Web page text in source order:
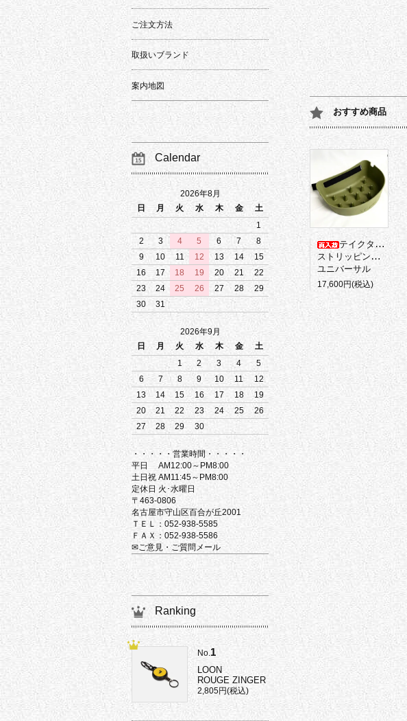
おすすめ商品
テイクタックル
ストリッピングバスケット
ユニバーサル
17,600円(税込)
ご注文方法
取扱いブランド
案内地図
Calendar
2026年8月
日
月 火 水 木 金
土
1
2
3 4 5 6 7
8
9
10 11 12 13 14
15
16
17 18 19 20 21
22
23
24 25 26 27 28
29
30
31
2026年9月
日
月 火 水 木 金
土
1
2 3 4
5
6
7 8 9 10 11
12
13
14 15 16 17 18
19
20
21 22 23 24 25
26
27
28 29 30
・・・・・営業時間・・・・・
平日 AM12:00～PM8:00
土日祝 AM11:45～PM8:00
定休日 火･水曜日
〒463-0806
名古屋市守山区百合が丘2001
ＴＥＬ：052-938-5585
ＦＡＸ：052-938-5586
✉ご意見・ご質問メール
Ranking
No. 1
LOON
ROUGE ZINGER
2,805円(税込)